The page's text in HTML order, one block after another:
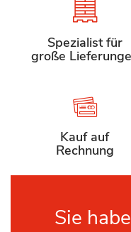
Spezialist für
große
Kauf auf
Rechnung
Sie